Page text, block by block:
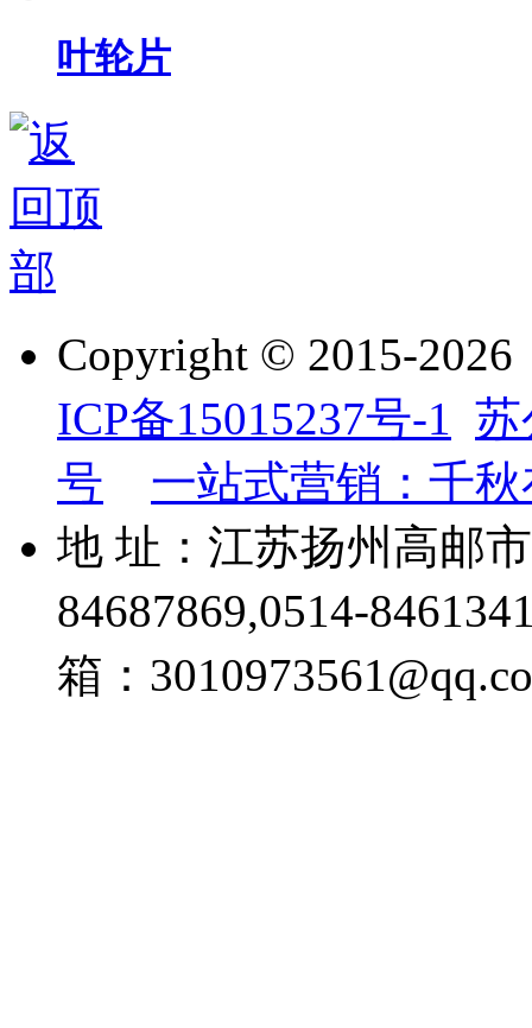
叶轮片
Copyright © 2015-
ICP备15015237号-1 苏
号
一站式营销：千
地 址：江苏扬州高邮
84687869,0514-
箱：